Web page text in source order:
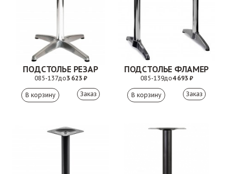
ПОДСТОЛЬЕ РЕЗАР
085-137до3 623 ₽
Заказ
ПОДСТОЛЬЕ ФЛАМЕР
085-139до4 693 ₽
Заказ